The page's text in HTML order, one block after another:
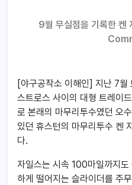
9월 무실점을 기록한
[야구공작소 이해인] 지난 7월
스트로스 사이의 대형 트레이
로 본래의 마무리투수였던 오
있던 휴스턴의 마무리투수 켄
다.
자일스는 시속 100마일까지도
하게 떨어지는 슬라이더를 주